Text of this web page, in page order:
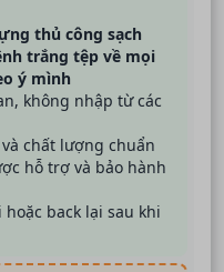
thủ công sạch
trắng tệp về mọi
ý mình
không nhập từ các
chất lượng chuẩn
hỗ trợ và bảo hành
back lại sau khi